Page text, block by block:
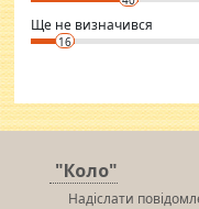
Ще не визначився
16
"Коло"
Надіслати